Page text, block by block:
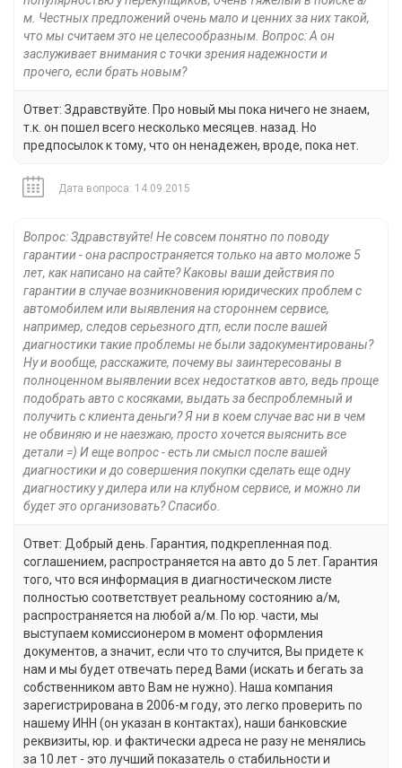
м. Честных предложений очень мало и ценних за них такой,
что мы считаем это не целесообразным. Вопрос: А он
заслуживает внимания с точки зрения надежности и
прочего, если брать новым?
Ответ: Здравствуйте. Про новый мы пока ничего не знаем,
т.к. он пошел всего несколько месяцев. назад. Но
предпосылок к тому, что он ненадежен, вроде, пока нет.
Дата вопроса: 14.09.2015
Вопрос: Здравствуйте! Не совсем понятно по поводу
гарантии - она распространяется только на авто моложе 5
лет, как написано на сайте? Каковы ваши действия по
гарантии в случае возникновения юридических проблем с
автомобилем или выявления на стороннем сервисе,
например, следов серьезного дтп, если после вашей
диагностики такие проблемы не были задокументированы?
Ну и вообще, расскажите, почему вы заинтересованы в
полноценном выявлении всех недостатков авто, ведь проще
подобрать авто с косяками, выдать за беспроблемный и
получить с клиента деньги? Я ни в коем случае вас ни в чем
не обвиняю и не наезжаю, просто хочется выяснить все
детали =) И еще вопрос - есть ли смысл после вашей
диагностики и до совершения покупки сделать еще одну
диагностику у дилера или на клубном сервисе, и можно ли
будет это организовать? Спасибо.
Ответ: Добрый день. Гарантия, подкрепленная под.
соглашением, распространяется на авто до 5 лет. Гарантия
того, что вся информация в диагностическом листе
полностью соответствует реальному состоянию а/м,
распространяется на любой а/м. По юр. части, мы
выступаем комиссионером в момент оформления
документов, а значит, если что то случится, Вы придете к
нам и мы будет отвечать перед Вами (искать и бегать за
собственником авто Вам не нужно). Наша компания
зарегистрирована в 2006-м году, это легко проверить по
нашему ИНН (он указан в контактах), наши банковские
реквизиты, юр. и фактически адреса не разу не менялись
за 10 лет - это лучший показатель о стабильности и